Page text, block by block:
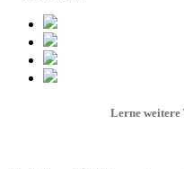
Lerne weitere